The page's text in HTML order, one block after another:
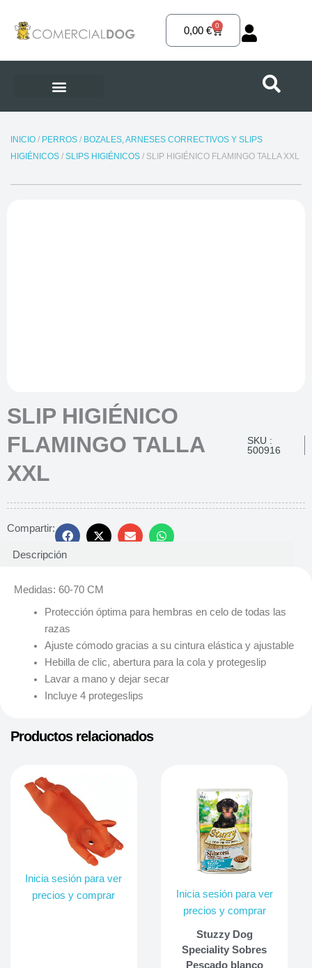
contenido
0,00€ 0
Carrito
INICIO/ PERROS/ BOZALES, ARNESES CORRECTIVOS Y SLIPS
HIGIÉNICOS/ SLIPS HIGIÉNICOS/ SLIP HIGIÉNICO FLAMINGO TALLA XXL
SLIP HIGIÉNICO
FLAMINGO TALLA
XXL
SKU :
500916
Compartir:
Descripción
Medidas: 60-70 CM
Protección óptima para hembras en celo de todas las
razas
Ajuste cómodo gracias a su cintura elástica y ajustable
Hebilla de clic, abertura para la cola y protegeslip
Lavar a mano y dejar secar
Incluye 4 protegeslips
Productos relacionados
Inicia sesión para ver
precios y comprar
Inicia sesión para ver
precios y comprar
Stuzzy Dog
Speciality Sobres
Pescado blanco